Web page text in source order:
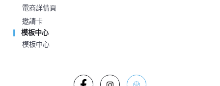
電商詳情頁
邀請卡
模板中心
模板中心